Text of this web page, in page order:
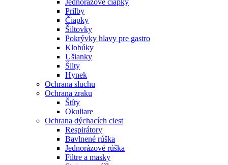
Jednorázové čiapky
Prilby
Čiapky
Šiltovky
Pokrývky hlavy pre gastro
Klobúky
Ušianky
Šilty
Hynek
Ochrana sluchu
Ochrana zraku
Štíty
Okuliare
Ochrana dýchacích ciest
Respirátory
Bavlnené rúška
Jednorázové rúška
Filtre a masky